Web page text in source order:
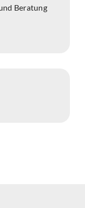
Beratung